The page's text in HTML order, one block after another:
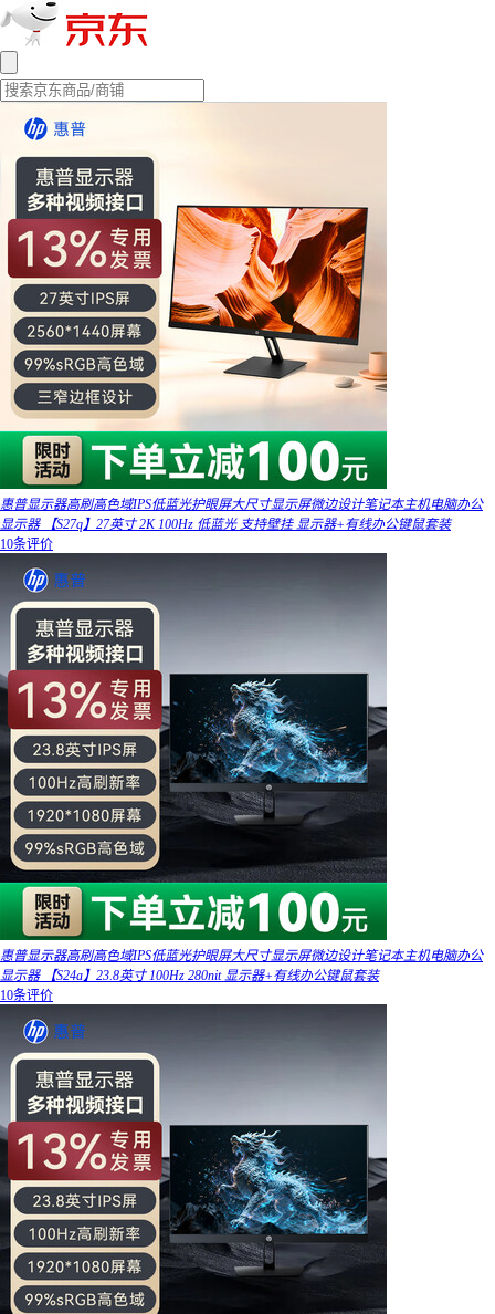
惠普显示器高刷高色域IPS低蓝光护眼屏大尺寸显示屏微边设计笔记本主机电脑办公
显示器 【S27q】27英寸 2K 100Hz 低蓝光 支持壁挂 显示器+有线办公键鼠套装
10条评价
惠普显示器高刷高色域IPS低蓝光护眼屏大尺寸显示屏微边设计笔记本主机电脑办公
显示器 【S24a】23.8英寸 100Hz 280nit 显示器+有线办公键鼠套装
10条评价